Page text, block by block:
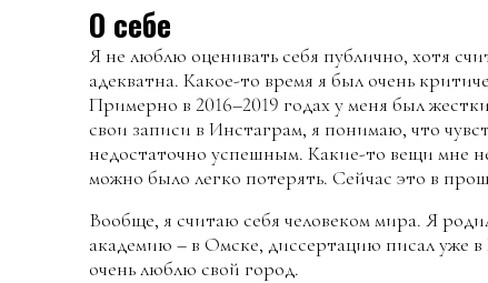
О себе
Я не люблю оценивать себя публично, хотя
адекватна. Какое-то время я был очень
Примерно в 2016–2019 годах у меня был
свои записи в Инстаграм, я понимаю, что
недостаточно успешным. Какие-то вещи мне
можно было легко потерять. Сейчас это в
Вообще, я считаю себя человеком мира. Я
академию – в Омске, диссертацию писал уже
очень люблю свой город.